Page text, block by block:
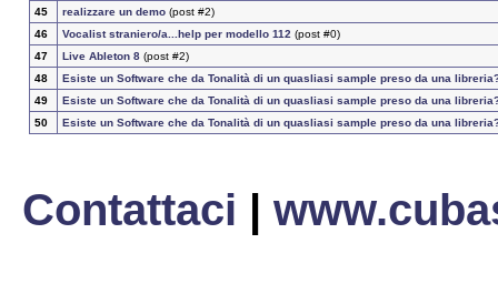
45
realizzare un demo(post #2)
46
Vocalist straniero/a...help per modello 112(post #0)
47
Live Ableton 8(post #2)
48
Esiste un Software che da Tonalità di un quasliasi sample preso da una
49
Esiste un Software che da Tonalità di un quasliasi sample preso da una
50
Esiste un Software che da Tonalità di un quasliasi sample preso da una
Contattaci |